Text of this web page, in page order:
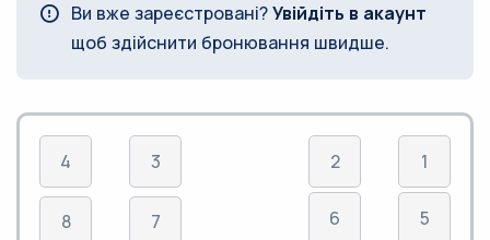
Ви вже зареєстровані?Увійдіть в акаунт
щоб здійснити бронювання швидше.
4
8
3
7
2
6
1
5